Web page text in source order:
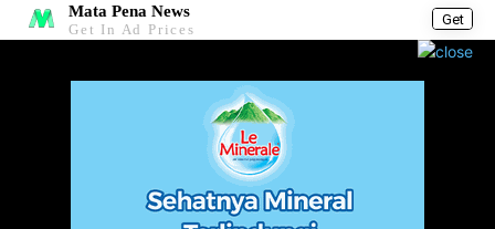
Get
Mata Pena News
Get In Ad Prices